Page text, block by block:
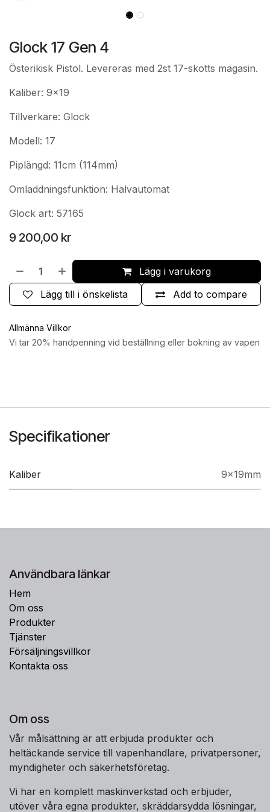
Glock 17 Gen 4
Österikisk Pistol. Levereras med 2st 17-skotts magasin.
Kaliber: 9x19
Tillverkare: Glock
Modell: 17
Piplängd: 11cm (114mm)
Omladdningsfunktion: Halvautomat
Glock art: 57165
9 200,00 kr
Lägg i varukorg
Add to compare
Lägg till i önskelista
Allmänna Villkor
Vi tar 20% handpenning vid beställning eller bokning av vapen
Specifikationer
Kaliber 9x19mm
Användbara länkar
Hem
Om oss
Produkter
Tjänster
Försäljningsvillkor
Kontakta oss
Om oss
Vår målsättning är att erbjuda produkter och
heltäckande service till vapenhandlare, privatpersoner,
myndigheter och säkerhetsföretag.
Vi har en komplett maskinverkstad och erbjuder,
utöver våra egna produkter, skräddarsydda lösningar,